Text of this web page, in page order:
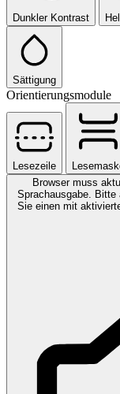
Dunkler Kontrast
Sättigung
Orientierungsmodule
Lesezeile
Browser muss
Sprachausgabe. Bitte
Sie einen mit